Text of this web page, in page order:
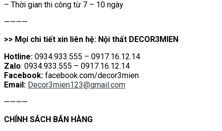
– Thời gian thi công từ 7 – 10 ngày
————
>> Mọi chi tiết xin liên hệ: Nội thất DECOR3MIEN
Hotline: 0934.933.555 – 0917.16.12.14
Zalo: 0934.933.555 – 0917.16.12.14
Facebook: facebook.com/decor3mien
Email: Decor3mien123@gmail.com
————
CHÍNH SÁCH BÁN HÀNG